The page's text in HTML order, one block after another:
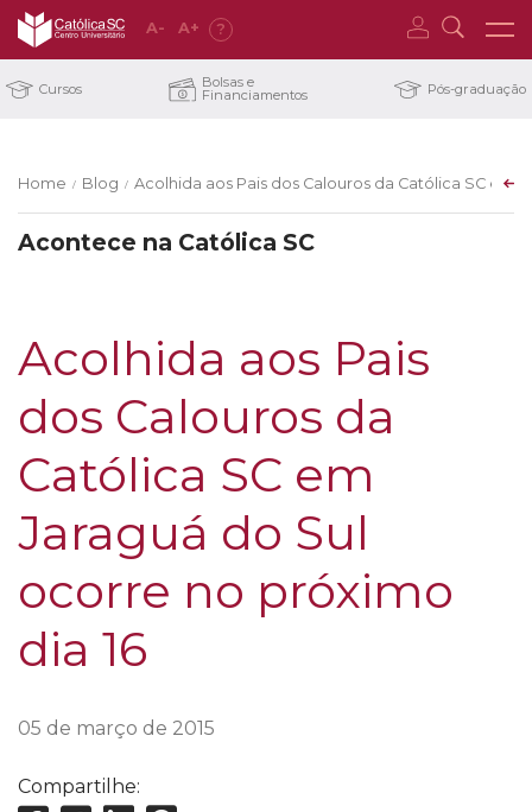
A- A+ ?
Cursos Bolsas e
Financiamentos Pós-graduação
Home / Blog / Acolhida aos Pais dos Calouros da Católica SC em
Acontece na Católica SC
Acolhida aos Pais
dos Calouros da
Católica SC em
Jaraguá do Sul
ocorre no próximo
dia 16
05 de março de 2015
Compartilhe: